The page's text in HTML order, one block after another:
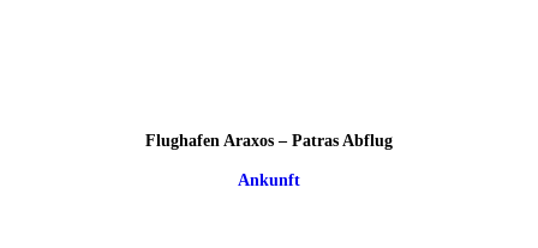
Flughafen Araxos – Patras Abflug
Ankunft